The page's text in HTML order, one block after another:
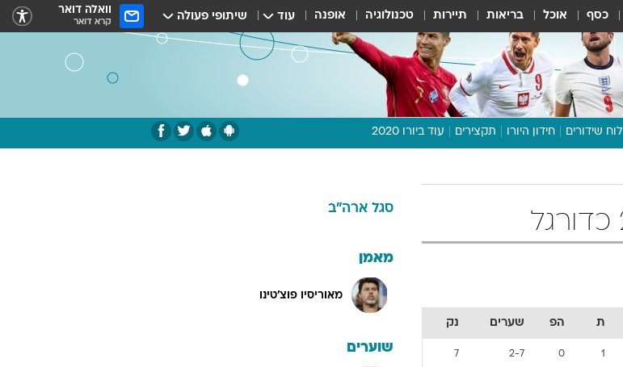
כסף אוכל בריאות תיירות טכנולוגיה אופנה עוד שיתופי פעולה וואלה דואר
קרא דואר
לוח שידורים חידון היורו תקצירים עוד ביורו 2020
תכנית היורו
דעות ופרשנויות
ת הפ שערים נק
1
0
2-7
7
סגל ארה"ב
מאמן
מאוריסיו פוצ'טינו
שוערים